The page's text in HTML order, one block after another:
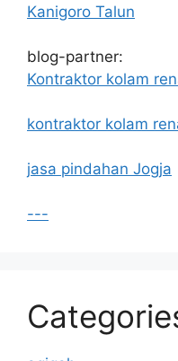
Kanigoro Talun
blog-partner:
Kontraktor kolam
kontraktor kolam
jasa pindahan Jogja
---